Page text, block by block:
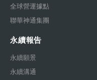
全球營運據點
聯華神通集團
永續報告
永續願景
永續溝通